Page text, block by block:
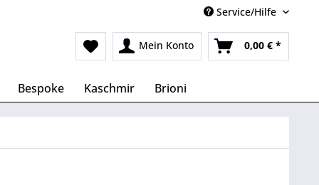
Service/Hilfe
Mein Konto 0,00 € *
Bespoke Kaschmir Brioni